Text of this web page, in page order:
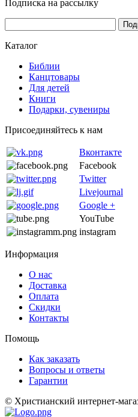
Подписка на рассылку
Каталог
Библии
Канцтовары
Для детей
Книги
Подарки, сувениры
Присоединяйтесь к нам
Вконтакте
Facebook
Twitter
Livejournal
Google +
YouTube
instagram
Информация
О нас
Доставка
Оплата
Скидки
Контакты
Помощь
Как заказать
Вопросы и ответы
Гарантии
© Христианский интернет-